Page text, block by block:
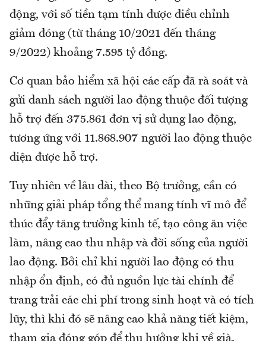
động, với số tiền tạm tính được điều chỉnh
giảm đóng (từ tháng 10/2021 đến tháng
9/2022) khoảng 7.595 tỷ đồng.
Cơ quan bảo hiểm xã hội các cấp đã rà soát và
gửi danh sách người lao động thuộc đối tượng
hỗ trợ đến 375.861 đơn vị sử dụng lao động,
tương ứng với 11.868.907 người lao động thuộc
diện được hỗ trợ.
Tuy nhiên về lâu dài, theo Bộ trưởng, cần có
những giải pháp tổng thể mang tính vĩ mô để
thúc đẩy tăng trưởng kinh tế, tạo công ăn việc
làm, nâng cao thu nhập và đời sống của người
lao động. Bởi chỉ khi người lao động có thu
nhập ổn định, có đủ nguồn lực tài chính để
trang trải các chi phí trong sinh hoạt và có tích
lũy, thì khi đó sẽ nâng cao khả năng tiết kiệm,